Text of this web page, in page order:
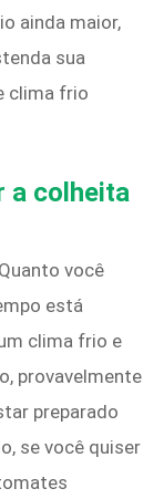
ainda maior,
sua
clima frio
a colheita
você
está
clima frio e
provavelmente
preparado
se você quiser